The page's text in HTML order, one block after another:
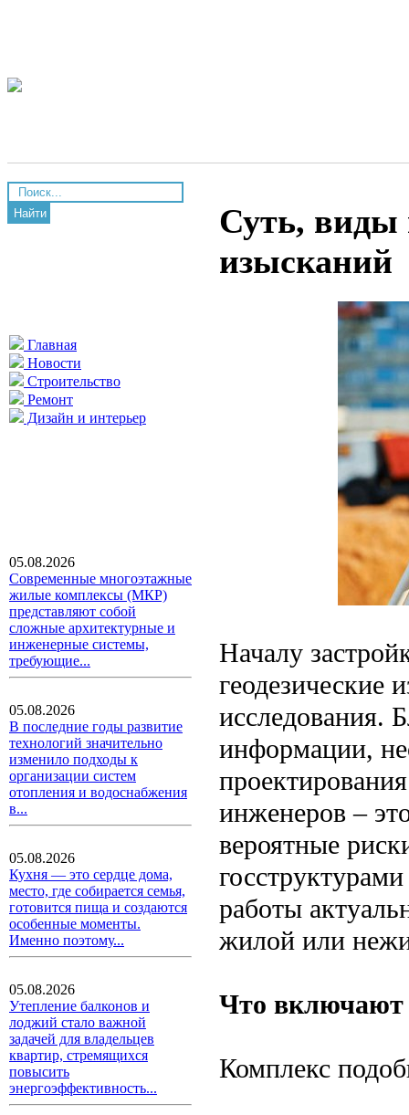
Найти
Главная
Новости
Строительство
Ремонт
Дизайн и интерьер
05.08.2026
Современные многоэтажные
жилые комплексы (МКР)
представляют собой
сложные архитектурные и
инженерные системы,
требующие...
05.08.2026
В последние годы развитие
технологий значительно
изменило подходы к
организации систем
отопления и водоснабжения
в...
05.08.2026
Кухня — это сердце дома,
место, где собирается семья,
готовится пища и создаются
особенные моменты.
Именно поэтому...
05.08.2026
Утепление балконов и
лоджий стало важной
задачей для владельцев
квартир, стремящихся
повысить
энергоэффективность...
Суть, виды
изысканий
Началу
геодезические
исследования.
информации,
инженеров –
вероятные
работы
жилой или
Что включают
Комплекс